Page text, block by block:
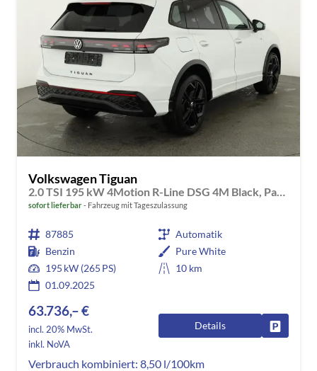
Volkswagen Tiguan
2.0 TSI 195 kW 4Motion R-Line DSG 4M Black, Pano, AHK, IQ.Light, 20-Zoll, Navi, Side, AreaView, sofort
sofort lieferbar Fahrzeug mit Tageszulassung
87885
Automatik
Benzin
Pure White
195 kW (265 PS)
10 km
01.09.2025
63.736,– €
incl. 20% MwSt.
inkl. NoVA
Details
Verbrauch kombiniert: 8,50 l/100km